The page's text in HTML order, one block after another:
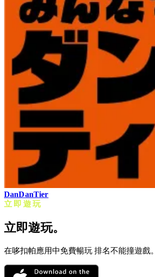
DanDanTier
立即遊玩
立即遊玩。
在哆扣帕應用中免費暢玩 排名不能撞遊戲。